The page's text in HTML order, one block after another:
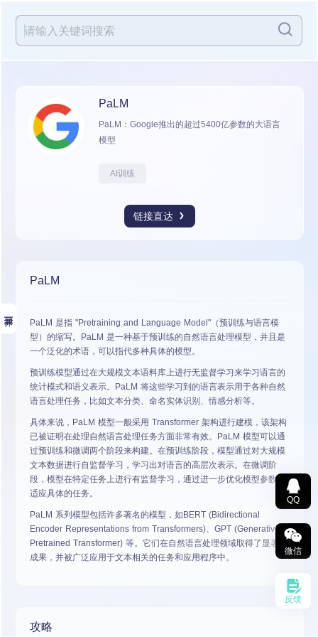
PaLM
PaLM：Google推出的超过5400亿参数的大语言
模型
AI训练
链接直达
PaLM
PaLM 是指 "Pretraining and Language Model"（预训练与语言模
型）的缩写。PaLM 是一种基于预训练的自然语言处理模型，并且是
一个泛化的术语，可以指代多种具体的模型。
预训练模型通过在大规模文本语料库上进行无监督学习来学习语言的
统计模式和语义表示。PaLM 将这些学习到的语言表示用于各种自然
语言处理任务，比如文本分类、命名实体识别、情感分析等。
具体来说，PaLM 模型一般采用 Transformer 架构进行建模，该架构
已被证明在处理自然语言处理任务方面非常有效。PaLM 模型可以通
过预训练和微调两个阶段来构建。在预训练阶段，模型通过对大规模
文本数据进行自监督学习，学习出对语言的高层次表示。在微调阶
段，模型在特定任务上进行有监督学习，通过进一步优化模型参数以
适应具体的任务。
PaLM 系列模型包括许多著名的模型，如BERT (Bidirectional
Encoder Representations from Transformers)、GPT (Generative
Pretrained Transformer) 等。它们在自然语言处理领域取得了显著的
成果，并被广泛应用于文本相关的任务和应用程序中。
攻略
QQ
微信
反馈